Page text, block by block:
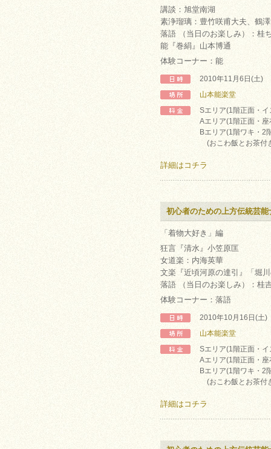
講談：旭堂南湖
素浄瑠璃：豊竹咲甫大夫、鶴
落語 （当日のお楽しみ）：桂
能『巻絹』山本博通
体験コーナー：能
2010年11月6日(土)
山本能楽堂
Sエリア(1階正面・
Aエリア(1階正面・
Bエリア(1階ワキ・2
(おこわ飯とお茶付
詳細はコチラ
初心者のための上方伝統芸能
「着物大好き」編
狂言『清水』小笠原匡
女道楽：内海英華
文楽『近頃河原の達引』「堀
落語 （当日のお楽しみ）：桂
体験コーナー：落語
2010年10月16日(土
山本能楽堂
Sエリア(1階正面・
Aエリア(1階正面・
Bエリア(1階ワキ・2
(おこわ飯とお茶付
詳細はコチラ